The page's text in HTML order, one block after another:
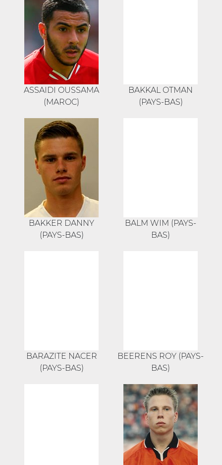
ASSAIDI OUSSAMA
(MAROC)
BAKKAL OTMAN
(PAYS-BAS)
BAKKER DANNY
(PAYS-BAS)
BALM WIM (PAYS-
BAS)
BARAZITE NACER
(PAYS-BAS)
BEERENS ROY (PAYS-
BAS)